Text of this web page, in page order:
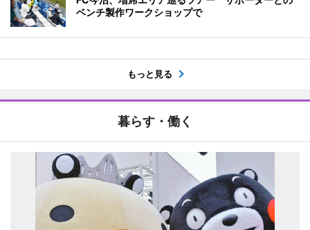
ベンチ製作ワークショップで
もっと見る
暮らす・働く